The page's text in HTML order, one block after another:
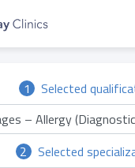
1 Selected
– Allergy
2
Selected